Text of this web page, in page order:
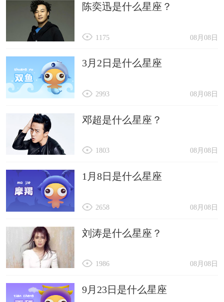
陈奕迅是什么星座？
08月08日
1175
3月2日是什么星座
08月08日
2993
邓超是什么星座？
08月08日
1803
1月8日是什么星座
08月08日
2658
刘涛是什么星座？
08月08日
1986
9月23日是什么星座